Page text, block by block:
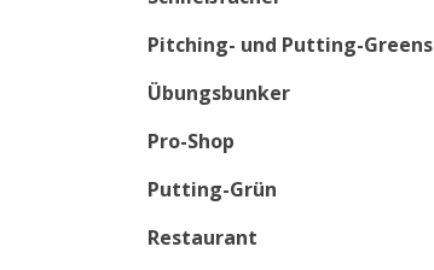
Pitching- und Putting-Greens
Übungsbunker
Pro-Shop
Putting-Grün
Restaurant